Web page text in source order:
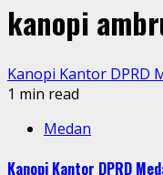
kanopi
Kanopi Kantor DPRD
1 min read
Medan
Kanopi Kantor DPRD